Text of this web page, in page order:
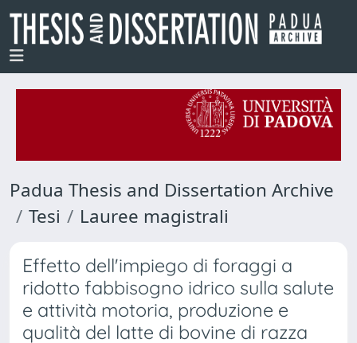
Padua Thesis and Dissertation Archive
Tesi
Lauree magistrali
Effetto dell'impiego di foraggi a
ridotto fabbisogno idrico sulla salute
e attività motoria, produzione e
qualità del latte di bovine di razza